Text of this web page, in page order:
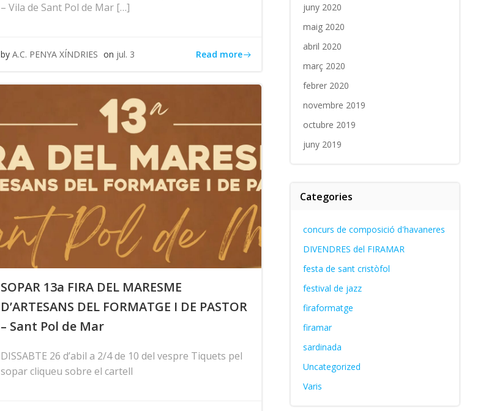
– Vila de Sant Pol de Mar […]
by A.C. PENYA XÍNDRIES on jul. 3 Read more
SOPAR 13a FIRA DEL MARESME
D’ARTESANS DEL FORMATGE I DE PASTOR
– Sant Pol de Mar
DISSABTE 26 d’abil a 2/4 de 10 del vespre Tiquets pel
sopar cliqueu sobre el cartell
juny 2020
maig 2020
abril 2020
març 2020
febrer 2020
novembre 2019
octubre 2019
juny 2019
Categories
concurs de composició d'havaneres
DIVENDRES del FIRAMAR
festa de sant cristòfol
festival de jazz
firaformatge
firamar
sardinada
Uncategorized
Varis